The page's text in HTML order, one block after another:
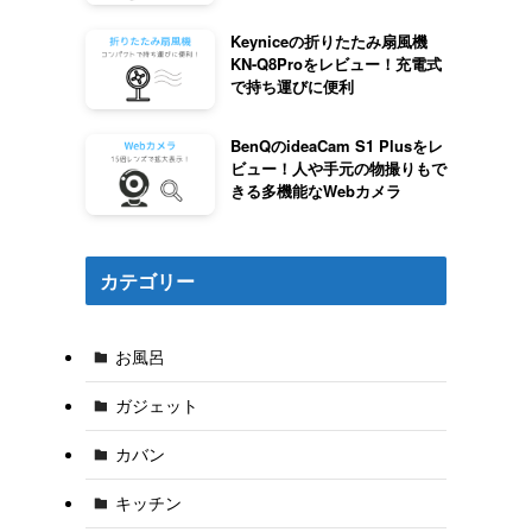
Keyniceの折りたたみ扇風機
KN-Q8Proをレビュー！充電式
で持ち運びに便利
BenQのideaCam S1 Plusをレ
ビュー！人や手元の物撮りもで
きる多機能なWebカメラ
カテゴリー
お風呂
ガジェット
カバン
キッチン